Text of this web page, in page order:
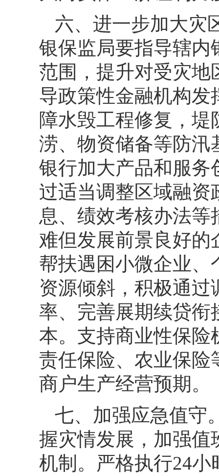
六、进一步加大灾
银保监局要指导辖内
范围，提升对受灾地
导政策性金融机构
障水毁工程修复，
涝、物资储备等防汛
银行加大产品和服务
过适当调整区域融
息、绩效考核办法
难但发展前景良好
帮扶遇困小微企业
资源倾斜，积极通
率、完善展期续贷衔
本。支持商业性保险
责任保险、农业保险
商户生产经营预期。
七、加强应急值守
握灾情发展，加强值
机制。严格执行24